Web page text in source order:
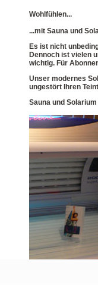
Wohlfühlen...
...mit Sauna und
Es ist nicht
Dennoch ist vielen
wichtig. Für
Unser modernes
ungestört Ihren
Sauna und